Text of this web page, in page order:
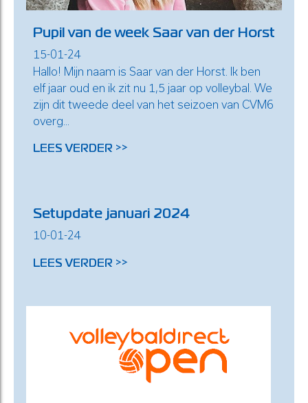
Pupil van de week Saar van der Horst
15-01-24
Hallo! Mijn naam is Saar van der Horst. Ik ben
elf jaar oud en ik zit nu 1,5 jaar op volleybal. We
zijn dit tweede deel van het seizoen van CVM6
overg...
LEES VERDER >>
Setupdate januari 2024
10-01-24
LEES VERDER >>